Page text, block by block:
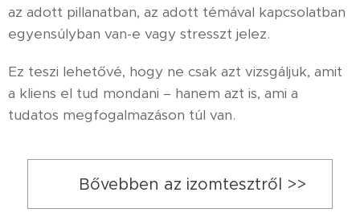
az adott pillanatban, az adott témával kapcsolatban
egyensúlyban van-e vagy stresszt jelez.
Ez teszi lehetővé, hogy ne csak azt vizsgáljuk, amit
a kliens el tud mondani – hanem azt is, ami a
tudatos megfogalmazáson túl van.
👉 Bővebben az izomtesztről >>